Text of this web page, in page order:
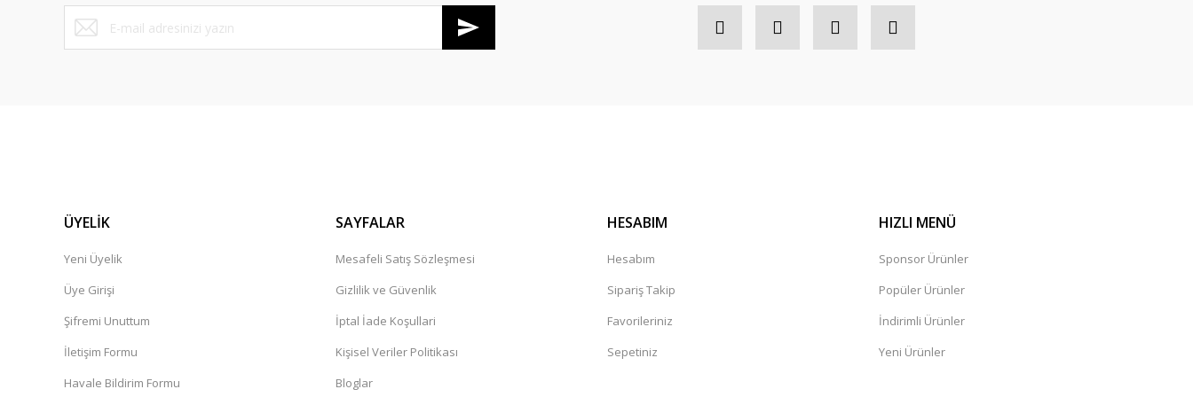
Bu ürüne benzer farklı alternatifler olmalı.
Yunus Daştan | 03/08/2026
Cok güzel
Aradığınız herseyi uygun fiyat ve kaliteli hizmet ile bulabileceğiniz güvenilir bir mağaza
U... T... | 28/07/2026
Güzel bir deneyimdi.Tavsiye ederim
Kadir İbrahim Demirel | 25/07/2026
1-Fiyatlar piyasinin altında olduğu için bı şüphe oluşmadı değil. Yorumlara bakildiginda hep bi
memnuniyet, sanki kendileri yorum yazmış hissi verip insandaki şüphelerin artmasına neden
ÜYELİK
Yeni Üyelik
Üye Girişi
Şifremi Unuttum
İletişim Formu
Havale Bildirim Formu
SAYFALAR
Mesafeli Satış Sözleşmesi
Gizlilik ve Güvenlik
İptal İade Koşullari
Kişisel Veriler Politikası
Bloglar
HESABIM
Hesabım
Sipariş Takip
Favorileriniz
Sepetiniz
HIZLI MENÜ
Sponsor Ürünler
Popüler Ürünler
İndirimli Ürünler
Yeni Ürünler